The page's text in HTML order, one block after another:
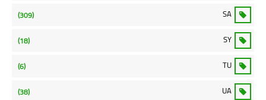
SA
(309)
SY
(18)
TU
(6)
UA
(38)